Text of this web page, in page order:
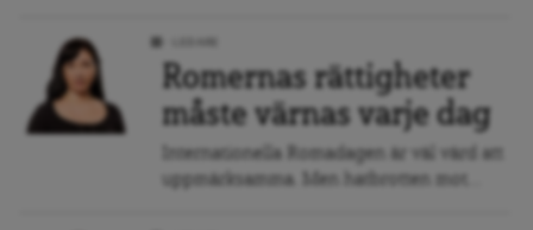
Romernas rättigheter
måste värnas varje dag
Internationella Romadagen är väl värd att
uppmärksamma. Men hatbrotten mot...